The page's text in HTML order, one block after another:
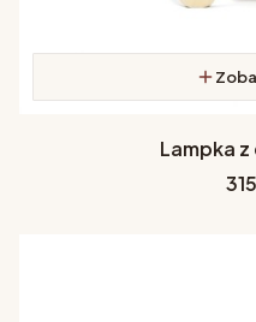
Lampka